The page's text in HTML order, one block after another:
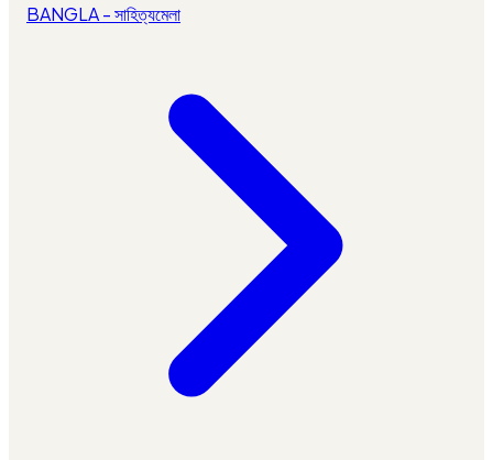
BANGLA - সাহিত্যমেলা